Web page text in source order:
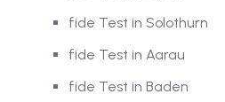
fide Test in Solothurn
fide Test in Aarau
fide Test in Baden